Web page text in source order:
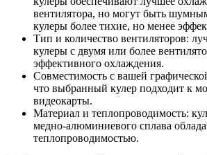
вентилятора, но могут быть
кулеры более тихие, но менее
Тип и количество вентиляторов:
кулеры с двумя или более
эффективного охлаждения.
Совместимость с вашей
что выбранный кулер подходит к
видеокарты.
Материал и теплопроводимость:
медно-алюминиевого сплава
теплопроводимостью.